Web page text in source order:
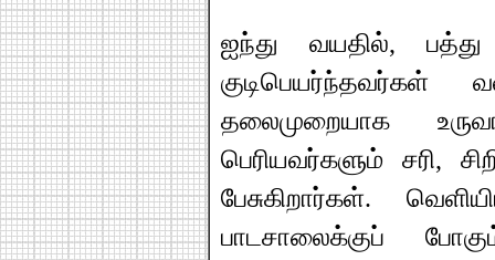
ஐந்து வயதில்,
தலைமுறையாக
பெரியவர்களும் சரி,
பேசுகிறார்கள்.
பாடசாலைக்குப்